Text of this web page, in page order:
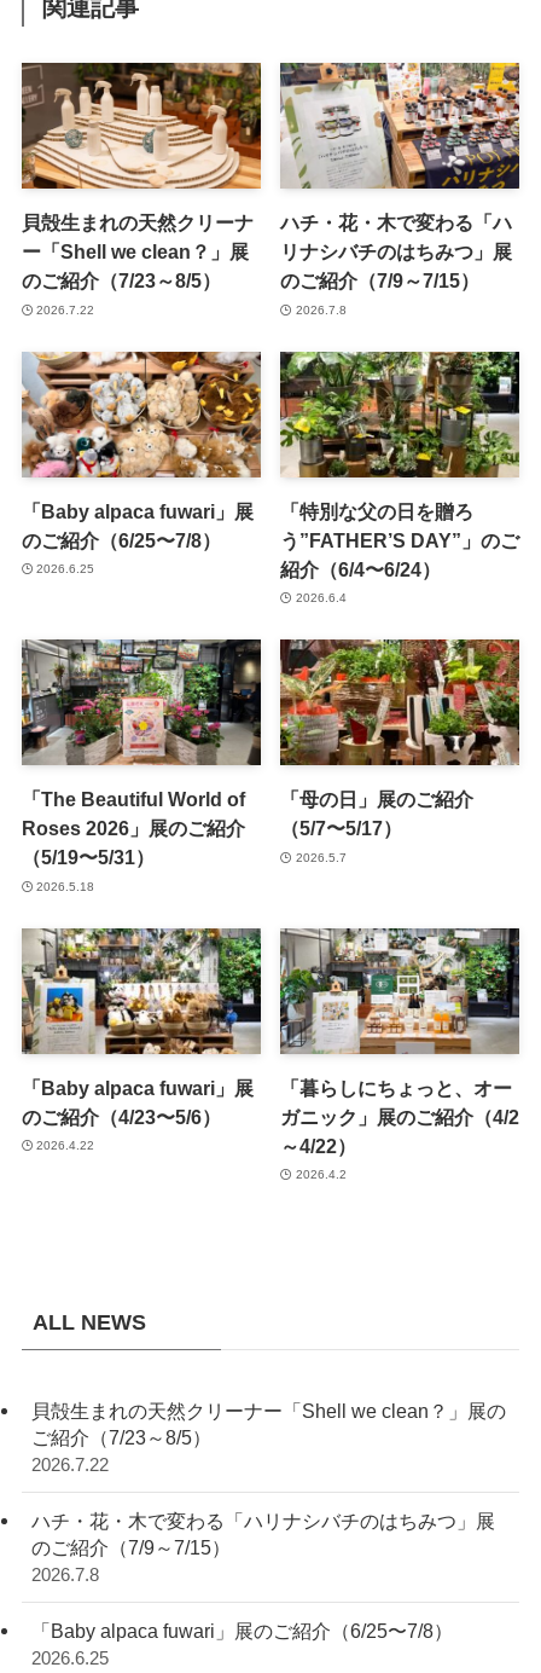
関連記事
貝殻生まれの天然クリーナ
ー「Shell we clean？」展
のご紹介（7/23～8/5）
2026.7.22
ハチ・花・木で変わる「ハ
リナシバチのはちみつ」展
のご紹介（7/9～7/15）
2026.7.8
「Baby alpaca fuwari」展
のご紹介（6/25〜7/8）
2026.6.25
「特別な父の日を贈ろ
う”FATHER’S DAY”」のご
紹介（6/4〜6/24）
2026.6.4
「The Beautiful World of
Roses 2026」展のご紹介
（5/19〜5/31）
2026.5.18
「母の日」展のご紹介
（5/7〜5/17）
2026.5.7
「Baby alpaca fuwari」展
のご紹介（4/23〜5/6）
2026.4.22
「暮らしにちょっと、オー
ガニック」展のご紹介（4/2
～4/22）
2026.4.2
ALL NEWS
貝殻生まれの天然クリーナー「Shell we clean？」展の
ご紹介（7/23～8/5）
2026.7.22
ハチ・花・木で変わる「ハリナシバチのはちみつ」展
のご紹介（7/9～7/15）
2026.7.8
「Baby alpaca fuwari」展のご紹介（6/25〜7/8）
2026.6.25